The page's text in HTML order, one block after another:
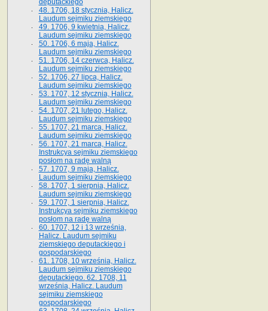
deputackiego
48. 1706, 18 stycznia, Halicz.
Laudum sejmiku ziemskiego
49. 1706, 9 kwietnia, Halicz.
Laudum sejmiku ziemskiego
50. 1706, 6 maja, Halicz.
Laudum sejmiku ziemskiego
51. 1706, 14 czerwca, Halicz.
Laudum sejmiku ziemskiego
52. 1706, 27 lipca, Halicz.
Laudum sejmiku ziemskiego
53. 1707, 12 stycznia, Halicz.
Laudum sejmiku ziemskiego
54. 1707, 21 lutego, Halicz.
Laudum sejmiku ziemskiego
55. 1707, 21 marca, Halicz.
Laudum sejmiku ziemskiego
56. 1707, 21 marca, Halicz.
Instrukcya sejmiku ziemskiego
posłom na radę walną
57. 1707, 9 maja, Halicz.
Laudum sejmiku ziemskiego
58. 1707, 1 sierpnia, Halicz.
Laudum sejmiku ziemskiego
59. 1707, 1 sierpnia, Halicz.
Instrukcya sejmiku ziemskiego
posłom na radę walną
60. 1707, 12 i 13 września,
Halicz. Laudum sejmiku
ziemskiego deputackiego i
gospodarskiego
61. 1708, 10 września, Halicz.
Laudum sejmiku ziemskiego
deputackiego. 62. 1708, 11
września, Halicz. Laudum
sejmiku ziemskiego
gospodarskiego